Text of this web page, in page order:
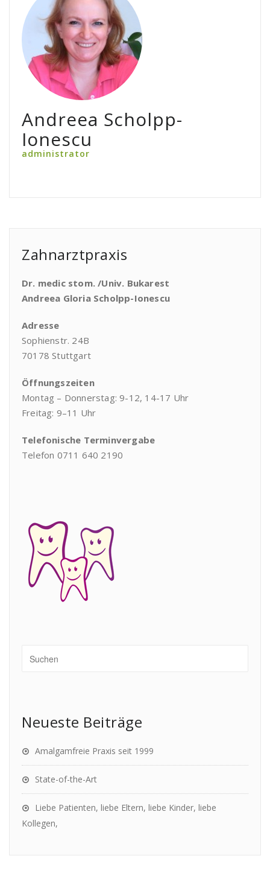
Andreea Scholpp-
Ionescu
administrator
Zahnarztpraxis
Dr. medic stom. /Univ. Bukarest
Andreea Gloria Scholpp-Ionescu
Adresse
Sophienstr. 24B
70178 Stuttgart
Öffnungszeiten
Montag – Donnerstag: 9-12, 14-17 Uhr
Freitag: 9–11 Uhr
Telefonische Terminvergabe
Telefon 0711 640 2190
Neueste Beiträge
Amalgamfreie Praxis seit 1999
State-of-the-Art
Liebe Patienten, liebe Eltern, liebe Kinder, liebe
Kollegen,